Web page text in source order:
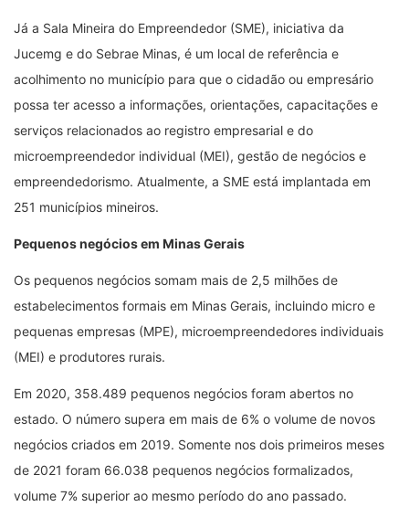
Já a Sala Mineira do Empreendedor (SME), iniciativa da
Jucemg e do Sebrae Minas, é um local de referência e
acolhimento no município para que o cidadão ou empresário
possa ter acesso a informações, orientações, capacitações e
serviços relacionados ao registro empresarial e do
microempreendedor individual (MEI), gestão de negócios e
empreendedorismo. Atualmente, a SME está implantada em
251 municípios mineiros.
Pequenos negócios em Minas Gerais
Os pequenos negócios somam mais de 2,5 milhões de
estabelecimentos formais em Minas Gerais, incluindo micro e
pequenas empresas (MPE), microempreendedores individuais
(MEI) e produtores rurais.
Em 2020, 358.489 pequenos negócios foram abertos no
estado. O número supera em mais de 6% o volume de novos
negócios criados em 2019. Somente nos dois primeiros meses
de 2021 foram 66.038 pequenos negócios formalizados,
volume 7% superior ao mesmo período do ano passado.